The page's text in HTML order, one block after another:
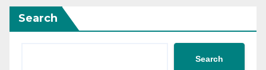
Search
Search